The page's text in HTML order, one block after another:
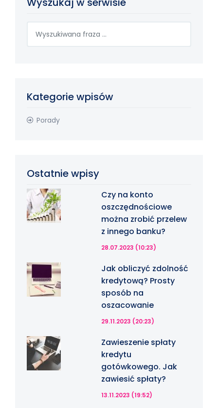
Kategorie wpisów
Porady
Ostatnie wpisy
Czy na konto
oszczędnościowe
można zrobić przelew
z innego banku?
28.07.2023 (10:23)
Jak obliczyć zdolność
kredytową? Prosty
sposób na
oszacowanie
29.11.2023 (20:23)
Zawieszenie spłaty
kredytu
gotówkowego. Jak
zawiesić spłaty?
13.11.2023 (19:52)